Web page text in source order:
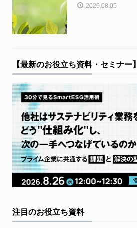
2026.08.05
【最新のお役立ち資料・セミナー】
注目のお役立ち資料